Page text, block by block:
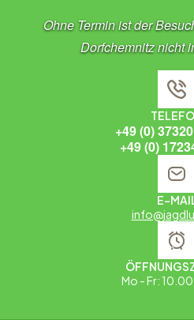
Ohne Termin ist der
Dorfchemnitz nicht
+49 (0)
+49 (0)
E-
Mo - Fr: